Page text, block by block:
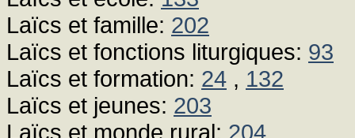
Laïcs et famille: 202
Laïcs et fonctions liturgiques: 93
Laïcs et formation: 24 , 132
Laïcs et jeunes: 203
Laïcs et monde rural: 204